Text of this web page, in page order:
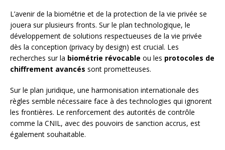
L’avenir de la biométrie et de la protection de la vie privée se
jouera sur plusieurs fronts. Sur le plan technologique, le
développement de solutions respectueuses de la vie privée
dès la conception (privacy by design) est crucial. Les
recherches sur la biométrie révocable ou les protocoles de
chiffrement avancés sont prometteuses.
Sur le plan juridique, une harmonisation internationale des
règles semble nécessaire face à des technologies qui ignorent
les frontières. Le renforcement des autorités de contrôle
comme la CNIL, avec des pouvoirs de sanction accrus, est
également souhaitable.